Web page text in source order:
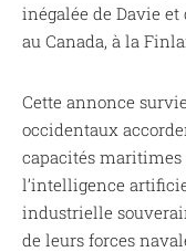
inégalée de Davie et
au Canada, à la
Cette annonce
occidentaux
capacités maritimes
l’intelligence
industrielle
de leurs forces